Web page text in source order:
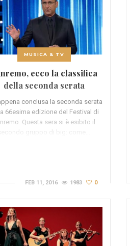
MUSICA & TV
ecco la classifica
della seconda serata
conclusa la seconda serata
66esima edizione del Festival di
Questa sera si è esibito il
FEB 11, 2016 1983 0